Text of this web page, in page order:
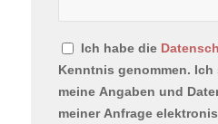
Ich habe die
Kenntnis genommen. Ich
meine Angaben und
meiner Anfrage